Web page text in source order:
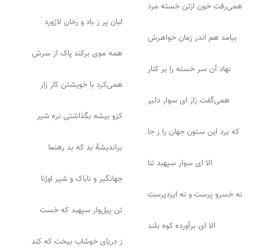
همی‌رفت خون ازتن خسته مرد
لبان پر ز باد و رخان لاژورد
بیامد هم اندر زمان خواهرش
همه موی برکند پاک از سرش
نهاد آن سر خسته را بر کنار
همی‌کرد با خویشتن کار زار
همی‌گفت زار ای سوار دلیر
کزو بیشه بگذاشتی نره شیر
که برد این ستون جهان را ز جا
براندیشهٔ بد که بد رهنما
الا ای سوار سپهبد تنا
جهانگیر و ناباک و شیر اوژنا
نه خسرو پرست و نه ایزدپرست
تن پیل‌وار سپهبد که خست
الا ای برآورده کوه بلند
ز دریای خوشاب بیخت که کند